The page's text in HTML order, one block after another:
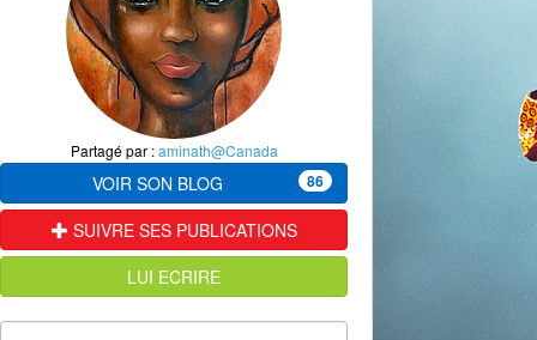
Partagé par :aminath@Canada
VOIR SON BLOG 86
SUIVRE SES PUBLICATIONS
LUI ECRIRE